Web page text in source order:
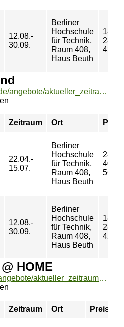
12.08.-
30.09.
Berliner
Hochschule
für Technik,
Raum 408,
Haus Beuth
18/
28/
42 €
https://zeh02.bht-berlin.de/angebote/aktueller_zeitraum/_Pilates_am_Abend.html
Zeitraum Ort Preis
22.04.-
15.07.
Berliner
Hochschule
für Technik,
Raum 408,
Haus Beuth
28/
40/
56 €
12.08.-
30.09.
Berliner
Hochschule
für Technik,
Raum 408,
Haus Beuth
18/
28/
42 €
HOME
https://www.fu-sport.de/angebote/aktueller_zeitraum/_Yoga__und__Pilates___HOME.html
Zeitraum Ort Preis